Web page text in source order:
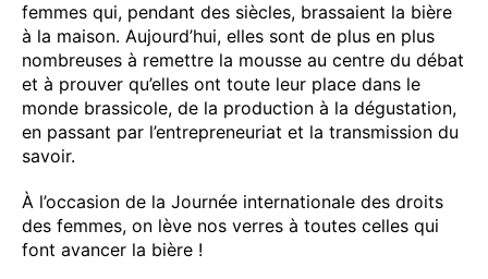
femmes qui, pendant des siècles, brassaient la bière
à la maison. Aujourd’hui, elles sont de plus en plus
nombreuses à remettre la mousse au centre du débat
et à prouver qu’elles ont toute leur place dans le
monde brassicole, de la production à la dégustation,
en passant par l’entrepreneuriat et la transmission du
savoir.
À l’occasion de la Journée internationale des droits
des femmes, on lève nos verres à toutes celles qui
font avancer la bière !